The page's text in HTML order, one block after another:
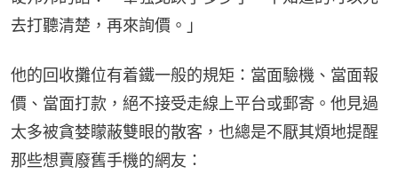
去打聽清楚，再來詢價。」
他的回收攤位有着鐵一般的規矩：當面驗機、當面報
價、當面打款，絕不接受走線上平台或郵寄。他見過
太多被貪婪矇蔽雙眼的散客，也總是不厭其煩地提醒
那些想賣廢舊手機的網友：